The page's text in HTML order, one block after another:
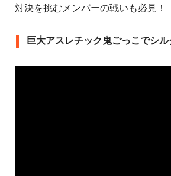
対決を挑むメンバーの戦いも必見！
巨大アスレチック鬼ごっこでシ